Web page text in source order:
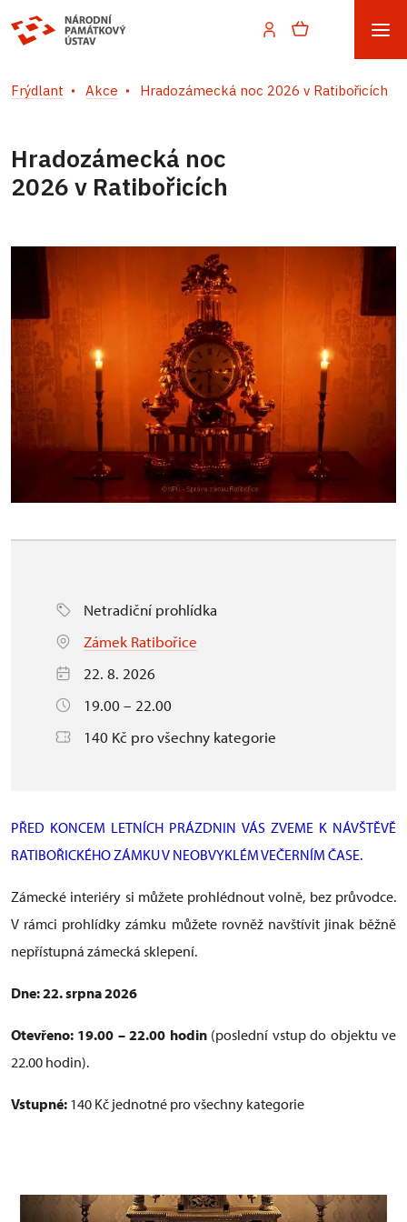
Frýdlant Akce Hradozámecká noc 2026 v Ratibořicích
Hradozámecká noc
2026 v Ratibořicích
Netradiční prohlídka
Zámek Ratibořice
22. 8. 2026
19.00 – 22.00
140 Kč pro všechny kategorie
PŘED KONCEM LETNÍCH PRÁZDNIN VÁS ZVEME K NÁVŠTĚVĚ
RATIBOŘICKÉHO ZÁMKU V NEOBVYKLÉM VEČERNÍM ČASE.
Zámecké interiéry si můžete prohlédnout volně, bez průvodce.
V rámci prohlídky zámku můžete rovněž navštívit jinak běžně
nepřístupná zámecká sklepení.
Dne: 22. srpna 2026
Otevřeno: 19.00 – 22.00 hodin (poslední vstup do objektu ve
22.00 hodin).
Vstupné: 140 Kč jednotné pro všechny kategorie